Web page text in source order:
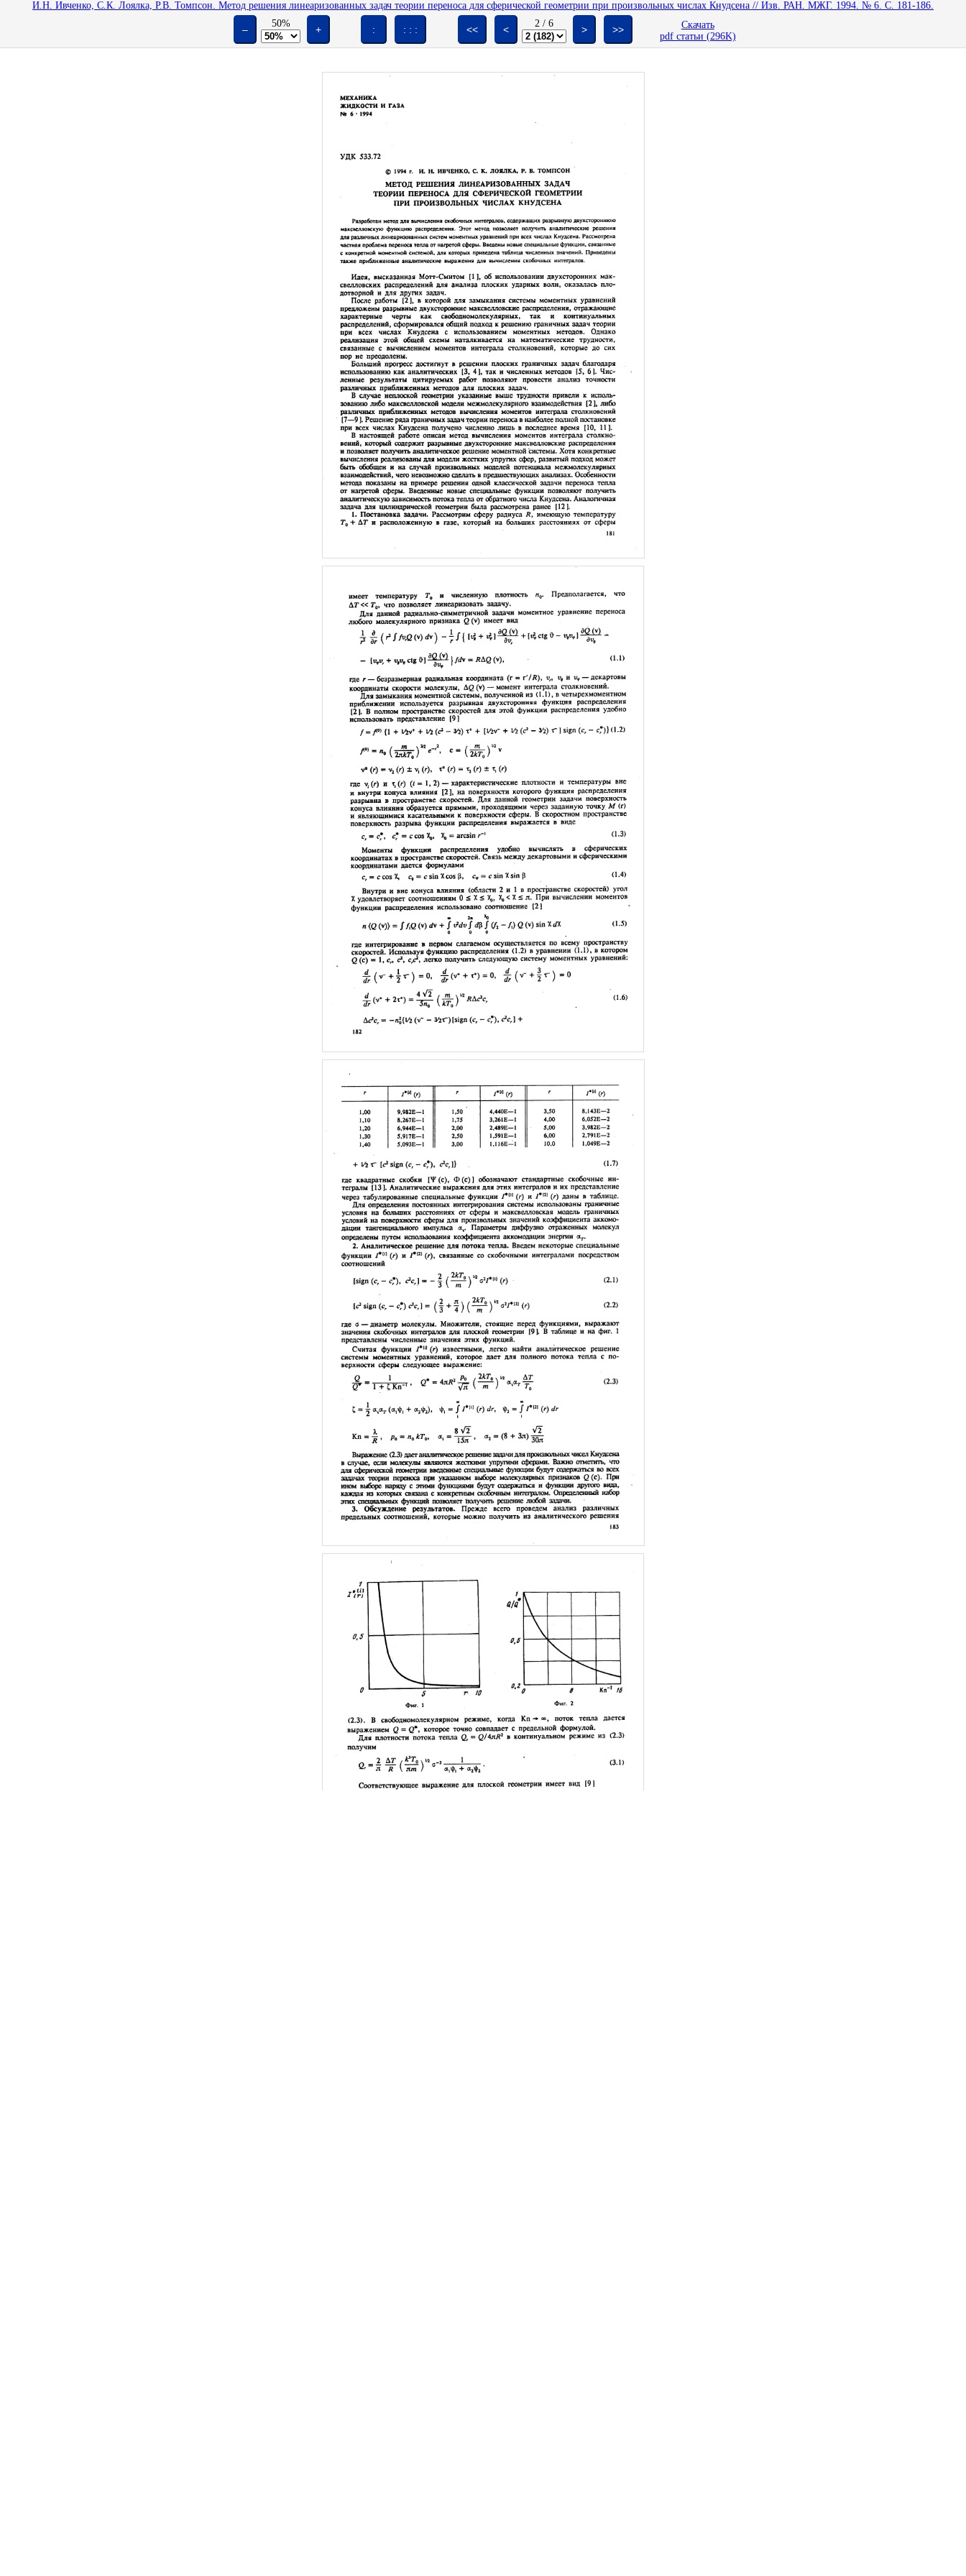
И.Н. Ивченко, С.К. Лоялка, Р.В. Томпсон. Метод решения линеаризованных задач теории переноса для сферической геометрии при произвольных числах Кнудсена // Изв. РАН. МЖГ. 1994. № 6. С. 181-186.
–
50%
+ : : : : << <
2/ 6
> >>
Скачать
pdf статьи (296K)